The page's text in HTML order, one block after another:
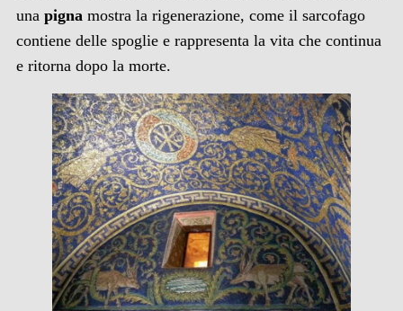
una pigna mostra la rigenerazione, come il sarcofago
contiene delle spoglie e rappresenta la vita che continua
e ritorna dopo la morte.